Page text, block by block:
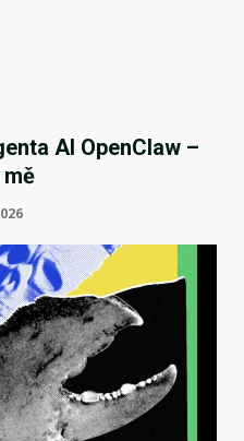
AI OpenClaw –